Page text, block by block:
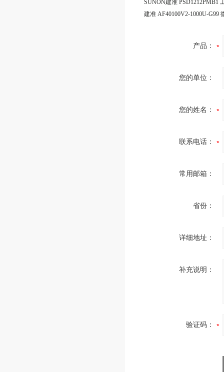
产品：
您的单位：
您的姓名：
联系电话：
常用邮箱：
省份：
详细地址：
补充说明：
验证码：